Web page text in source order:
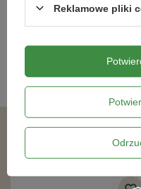
wypalenie, gdyż
Unikaj nawożenia
to spowodować
mogą zostać
Uważaj na
architektury ogrodu.
Kategorie powiązane
Reklamowe pliki